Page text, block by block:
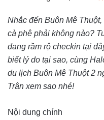
Nhắc đến Buôn Mê
cà phê phải không nào?
đang rầm rộ checkin tại
biết lý do tại sao, cùng
du lịch Buôn Mê Thuột 2
Trân xem sao nhé!
Nội dung chính